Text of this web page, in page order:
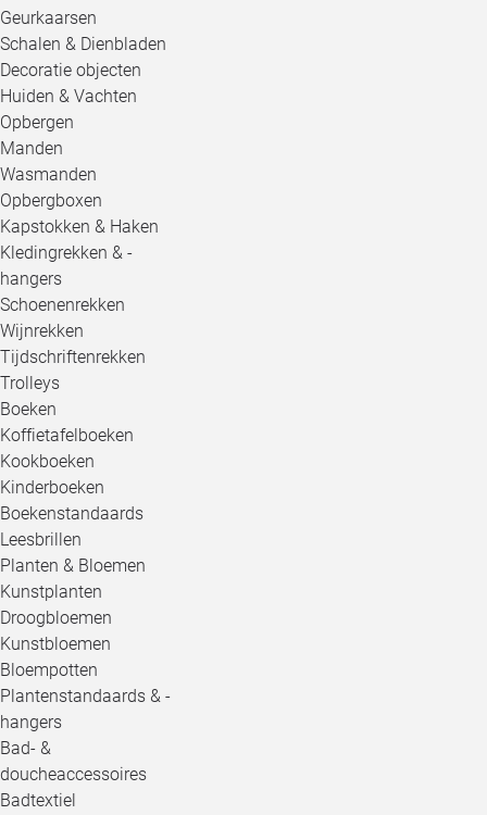
Geurkaarsen
Schalen & Dienbladen
Decoratie objecten
Huiden & Vachten
Opbergen
Manden
Wasmanden
Opbergboxen
Kapstokken & Haken
Kledingrekken & -
hangers
Schoenenrekken
Wijnrekken
Tijdschriftenrekken
Trolleys
Boeken
Koffietafelboeken
Kookboeken
Kinderboeken
Boekenstandaards
Leesbrillen
Planten & Bloemen
Kunstplanten
Droogbloemen
Kunstbloemen
Bloempotten
Plantenstandaards & -
hangers
Bad- &
doucheaccessoires
Badtextiel